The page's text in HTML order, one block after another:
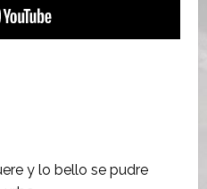
y lo bello se pudre